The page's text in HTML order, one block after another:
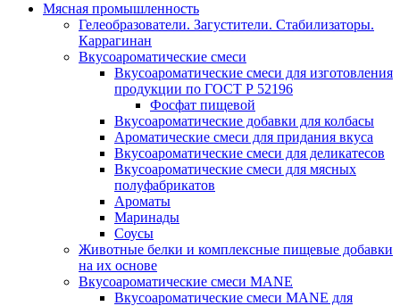
Мясная промышленность
Гелеобразователи. Загустители. Стабилизаторы.
Каррагинан
Вкусоароматические смеси
Вкусоароматические смеси для изготовления
продукции по ГОСТ Р 52196
Фосфат пищевой
Вкусоароматические добавки для колбасы
Ароматические смеси для придания вкуса
Вкусоароматические смеси для деликатесов
Вкусоароматические смеси для мясных
полуфабрикатов
Ароматы
Маринады
Соусы
Животные белки и комплексные пищевые добавки
на их основе
Вкусоароматические смеси MANE
Вкусоароматические смеси MANE для